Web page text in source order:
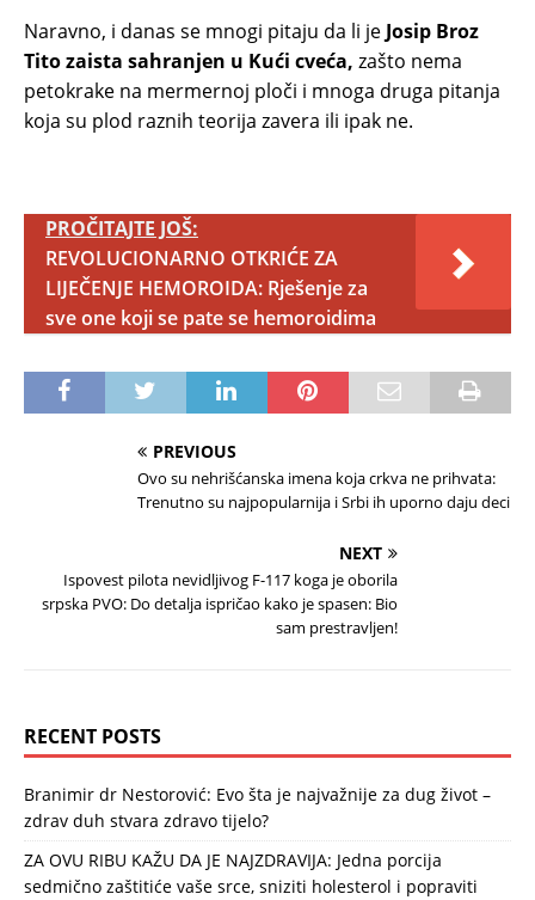
Naravno, i danas se mnogi pitaju da li je Josip Broz
Tito zaista sahranjen u Kući cveća, zašto nema
petokrake na mermernoj ploči i mnoga druga pitanja
koja su plod raznih teorija zavera ili ipak ne.
PROČITAJTE JOŠ:
REVOLUCIONARNO OTKRIĆE ZA
LIJEČENJE HEMOROIDA: Rješenje za
sve one koji se pate se hemoroidima
PREVIOUS
Ovo su nehrišćanska imena koja crkva ne prihvata:
Trenutno su najpopularnija i Srbi ih uporno daju deci
NEXT
Ispovest pilota nevidljivog F-117 koga je oborila
srpska PVO: Do detalja ispričao kako je spasen: Bio
sam prestravljen!
RECENT POSTS
Branimir dr Nestorović: Evo šta je najvažnije za dug život –
zdrav duh stvara zdravo tijelo?
ZA OVU RIBU KAŽU DA JE NAJZDRAVIJA: Jedna porcija
sedmično zaštitiće vaše srce, sniziti holesterol i popraviti